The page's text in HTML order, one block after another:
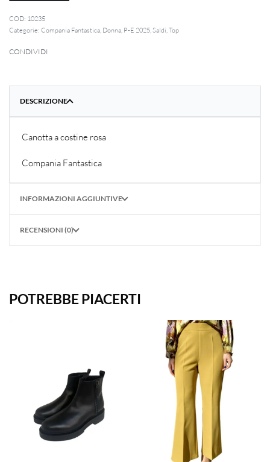
10235
Categorie: Compania Fantastica Donna P-E 2025 Saldi Top
CONDIVIDI
DESCRIZIONE
Canotta a costine rosa
Compania Fantastica
INFORMAZIONI AGGIUNTIVE
RECENSIONI (0)
POTREBBE PIACERTI